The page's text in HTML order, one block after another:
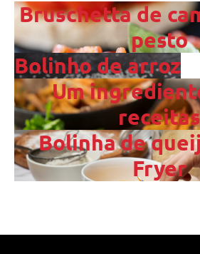
Bruschetta de
pesto
Bolinho de arroz
Um
receitas
Bolinha de
Fryer